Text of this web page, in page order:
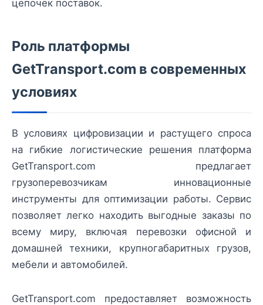
цепочек поставок.
Роль платформы
GetTransport.com в современных
условиях
В условиях цифровизации и растущего спроса
на гибкие логистические решения платформа
GetTransport.com предлагает
грузоперевозчикам инновационные
инструменты для оптимизации работы. Сервис
позволяет легко находить выгодные заказы по
всему миру, включая перевозки офисной и
домашней техники, крупногабаритных грузов,
мебели и автомобилей.
GetTransport.com предоставляет возможность